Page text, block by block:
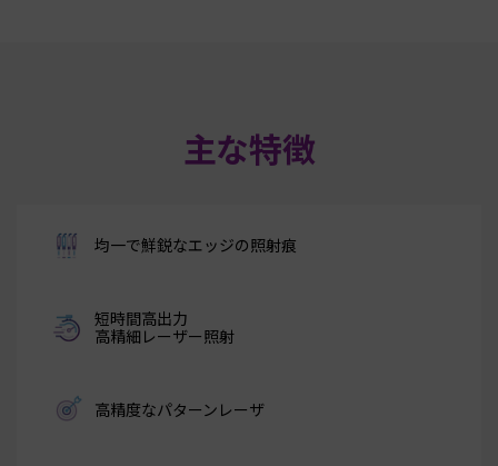
主な特徴
均一で鮮鋭なエッジの照射痕
短時間高出力
高精細レーザー照射
高精度なパターンレーザ